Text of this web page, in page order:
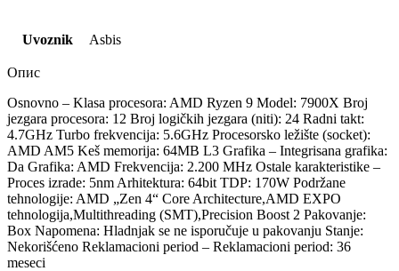
Uvoznik Asbis
Опис
Osnovno – Klasa procesora: AMD Ryzen 9 Model: 7900X Broj
jezgara procesora: 12 Broj logičkih jezgara (niti): 24 Radni takt:
4.7GHz Turbo frekvencija: 5.6GHz Procesorsko ležište (socket):
AMD AM5 Keš memorija: 64MB L3 Grafika – Integrisana grafika:
Da Grafika: AMD Frekvencija: 2.200 MHz Ostale karakteristike –
Proces izrade: 5nm Arhitektura: 64bit TDP: 170W Podržane
tehnologije: AMD „Zen 4“ Core Architecture,AMD EXPO
tehnologija,Multithreading (SMT),Precision Boost 2 Pakovanje:
Box Napomena: Hladnjak se ne isporučuje u pakovanju Stanje:
Nekorišćeno Reklamacioni period – Reklamacioni period: 36
meseci